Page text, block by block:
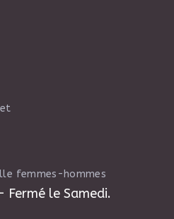
femmes-hommes
Fermé le Samedi.